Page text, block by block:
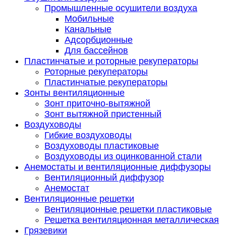
Промышленные осушители воздуха
Мобильные
Канальные
Адсорбционные
Для бассейнов
Пластинчатые и роторные рекуператоры
Роторные рекуператоры
Пластинчатые рекуператоры
Зонты вентиляционные
Зонт приточно-вытяжной
Зонт вытяжной пристенный
Воздуховоды
Гибкие воздуховоды
Воздуховоды пластиковые
Воздуховоды из оцинкованной стали
Анемостаты и вентиляционные диффузоры
Вентиляционный диффузор
Анемостат
Вентиляционные решетки
Вентиляционные решетки пластиковые
Решетка вентиляционная металлическая
Грязевики